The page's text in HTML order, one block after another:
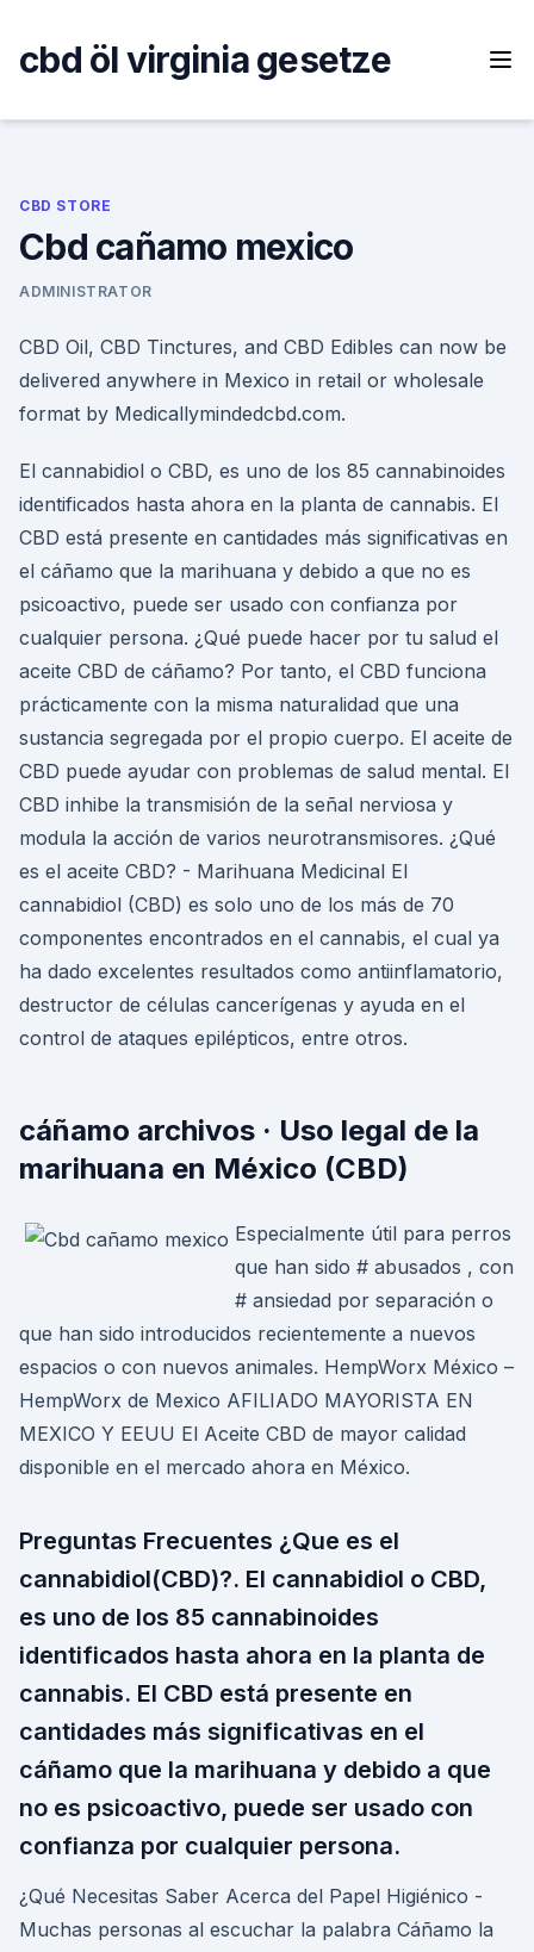
content
cbd öl virginia gesetze
CBD STORE
Cbd cañamo mexico
ADMINISTRATOR
CBD Oil, CBD Tinctures, and CBD Edibles can now be
delivered anywhere in Mexico in retail or wholesale
format by Medicallymindedcbd.com.
El cannabidiol o CBD, es uno de los 85 cannabinoides
identificados hasta ahora en la planta de cannabis. El
CBD está presente en cantidades más significativas en
el cáñamo que la marihuana y debido a que no es
psicoactivo, puede ser usado con confianza por
cualquier persona. ¿Qué puede hacer por tu salud el
aceite CBD de cáñamo? Por tanto, el CBD funciona
prácticamente con la misma naturalidad que una
sustancia segregada por el propio cuerpo. El aceite de
CBD puede ayudar con problemas de salud mental. El
CBD inhibe la transmisión de la señal nerviosa y
modula la acción de varios neurotransmisores. ¿Qué
es el aceite CBD? - Marihuana Medicinal El
cannabidiol (CBD) es solo uno de los más de 70
componentes encontrados en el cannabis, el cual ya
ha dado excelentes resultados como antiinflamatorio,
destructor de células cancerígenas y ayuda en el
control de ataques epilépticos, entre otros.
cáñamo archivos · Uso legal de la
marihuana en México (CBD)
Especialmente útil para perros
que han sido # abusados , con
# ansiedad por separación o
que han sido introducidos recientemente a nuevos
espacios o con nuevos animales. HempWorx México –
HempWorx de Mexico AFILIADO MAYORISTA EN
MEXICO Y EEUU El Aceite CBD de mayor calidad
disponible en el mercado ahora en México.
Preguntas Frecuentes ¿Que es el
cannabidiol(CBD)?. El cannabidiol o CBD,
es uno de los 85 cannabinoides
identificados hasta ahora en la planta de
cannabis. El CBD está presente en
cantidades más significativas en el
cáñamo que la marihuana y debido a que
no es psicoactivo, puede ser usado con
confianza por cualquier persona.
¿Qué Necesitas Saber Acerca del Papel Higiénico -
Muchas personas al escuchar la palabra Cáñamo la